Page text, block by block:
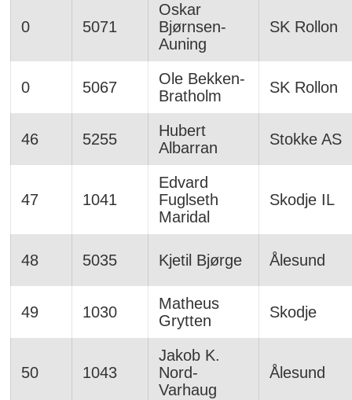
0 5071
Oskar
Bjørnsen-
Auning
SK Rollon
0 5067
Ole Bekken-
Bratholm
SK Rollon
46 5255
Hubert
Albarran
Stokke AS
47 1041
Edvard
Fuglseth
Maridal
Skodje IL
48 5035 Kjetil Bjørge Ålesund
49 1030
Matheus
Grytten
Skodje
50 1043
Jakob K.
Nord-
Varhaug
Ålesund